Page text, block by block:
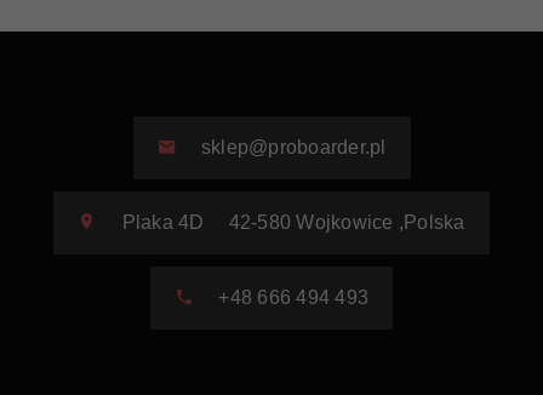
sklep@proboarder.pl
Plaka 4D 42-580 Wojkowice , Polska
+48 666 494 493